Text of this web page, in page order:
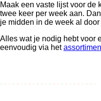
Maak een vaste lijst voor de
twee keer per week aan.
je midden in de week al
Alles wat je nodig hebt voor
eenvoudig via het